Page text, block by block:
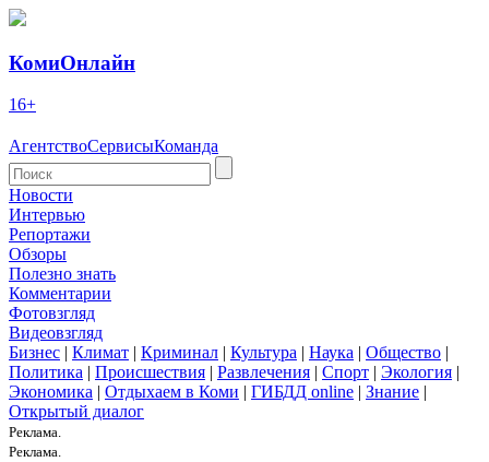
КомиОнлайн
16+
АгентствоСервисыКоманда
Новости
Интервью
Репортажи
Обзоры
Полезно знать
Комментарии
Фотовзгляд
Видеовзгляд
Бизнес | Климат | Криминал | Культура | Наука | Общество |
Политика | Происшествия | Развлечения | Спорт | Экология |
Экономика | Отдыхаем в Коми | ГИБДД online | Знание |
Открытый диалог
Реклама.
Реклама.